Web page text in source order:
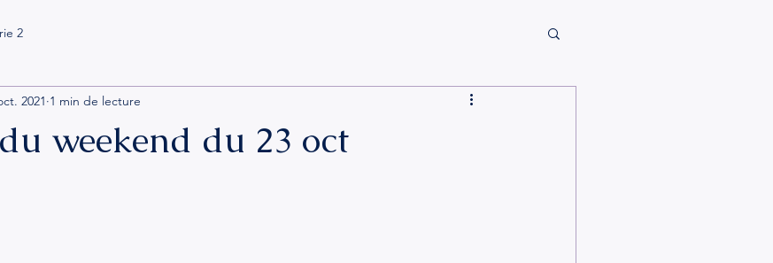
2
weekend du 23 oct
2021 1 min de lecture